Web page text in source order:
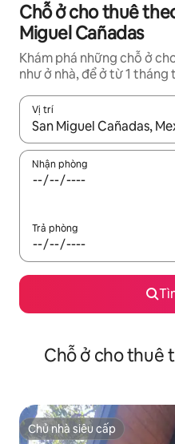
Chỗ ở cho thuê
Miguel Cañadas
Khám phá những chỗ ở
như ở nhà, để ở từ 1 tháng
Vị trí
Khi có kết quả, hãy điều
Nhận phòng
Trả phòng
Chỗ ở cho thuê
Chủ nhà siêu cấp
Chủ nhà siêu cấp